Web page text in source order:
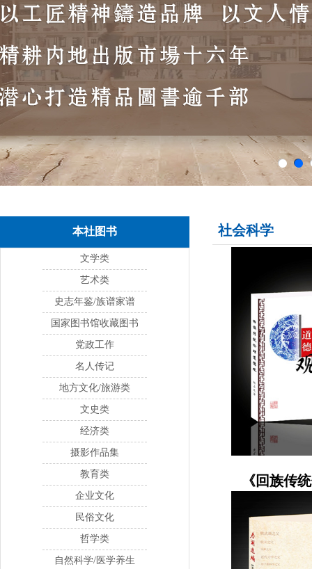
本社图书
文学类
艺术类
史志年鉴/族谱家谱
国家图书馆收藏图书
党政工作
名人传记
地方文化/旅游类
文史类
经济类
摄影作品集
教育类
企业文化
民俗文化
哲学类
自然科学/医学养生
社会科学
《回族传